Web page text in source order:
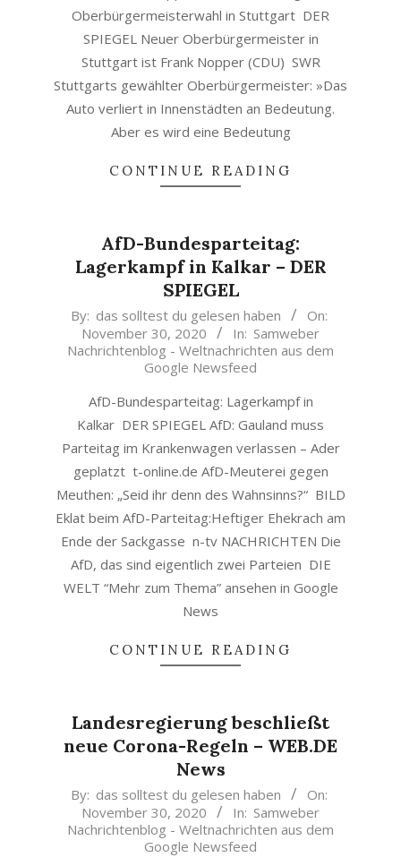
Oberbürgermeisterwahl in Stuttgart DER
SPIEGEL Neuer Oberbürgermeister in
Stuttgart ist Frank Nopper (CDU) SWR
Stuttgarts gewählter Oberbürgermeister: »Das
Auto verliert in Innenstädten an Bedeutung.
Aber es wird eine Bedeutung
CONTINUE READING
AfD-Bundesparteitag:
Lagerkampf in Kalkar – DER
SPIEGEL
2020-
30
By: das solltest du gelesen haben
On:
November 30, 2020
In: Samweber
Nachrichtenblog - Weltnachrichten aus dem
Google Newsfeed
AfD-Bundesparteitag: Lagerkampf in
Kalkar DER SPIEGEL AfD: Gauland muss
Parteitag im Krankenwagen verlassen – Ader
geplatzt t-online.de AfD-Meuterei gegen
Meuthen: „Seid ihr denn des Wahnsinns?“ BILD
Eklat beim AfD-Parteitag:Heftiger Ehekrach am
Ende der Sackgasse n-tv NACHRICHTEN Die
AfD, das sind eigentlich zwei Parteien DIE
WELT “Mehr zum Thema” ansehen in Google
News
CONTINUE READING
Landesregierung beschließt
neue Corona-Regeln – WEB.DE
News
2020-
30
By: das solltest du gelesen haben
On:
November 30, 2020
In: Samweber
Nachrichtenblog - Weltnachrichten aus dem
Google Newsfeed